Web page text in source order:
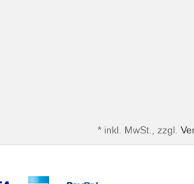
* inkl. MwSt., zzgl.